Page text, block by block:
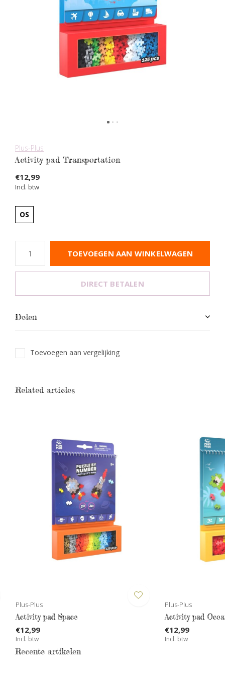
Plus-Plus
Activity pad Transportation
€12,99
Incl. btw
OS
TOEVOEGEN AAN WINKELWAGEN
DIRECT BETALEN
Delen
Toevoegen aan vergelijking
Related articles
Plus-Plus
Activity pad Space
€12,99
Incl. btw
Plus-Plus
Activity pad
€12,99
Incl. btw
Recente artikelen